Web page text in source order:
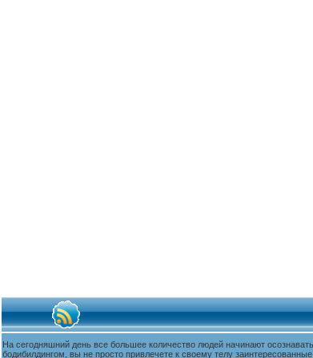
На сегодняшний день все большее количество людей начинают
бодибилдингом, вы не просто привлечете к своему телу